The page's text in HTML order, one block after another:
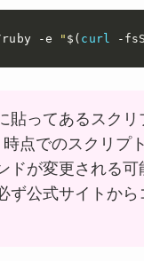
-e " $( curl -
貼ってあるスク
点でのスクリプ
ドが変更される
ず公式サイトから